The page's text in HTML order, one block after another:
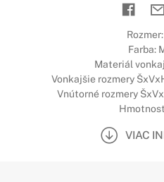
Farba:
Materiál
Vonkajšie rozmery
Vnútorné rozmery
VIAC